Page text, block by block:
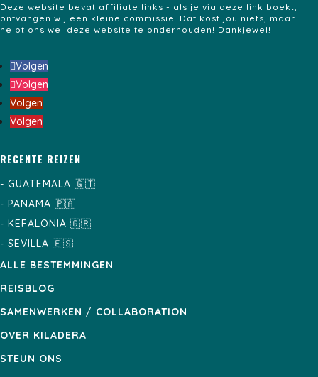
Deze website bevat affiliate links - als je via deze link boekt,
ontvangen wij een kleine commissie. Dat kost jou niets, maar
helpt ons wel deze website te onderhouden! Dankjewel!
Volgen
Volgen
Volgen
Volgen
RECENTE REIZEN
- GUATEMALA 🇬🇹
- PANAMA 🇵🇦
- KEFALONIA 🇬🇷
- SEVILLA 🇪🇸
ALLE BESTEMMINGEN
REISBLOG
SAMENWERKEN / COLLABORATION
OVER KILADERA
STEUN ONS